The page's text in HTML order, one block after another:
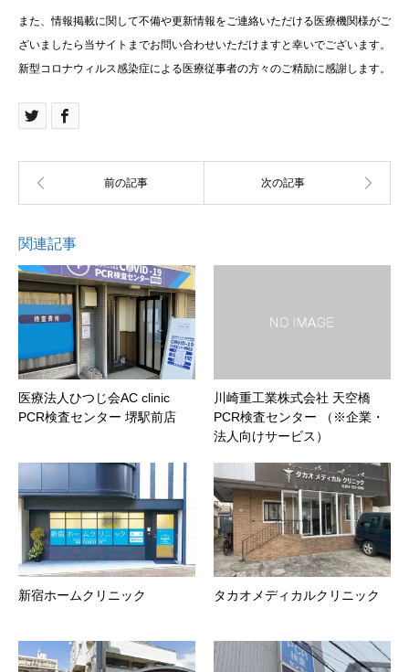
また、情報掲載に関して不備や更新情報をご連絡いただける医療機関様がご
ざいましたら当サイトまでお問い合わせいただけますと幸いでございます。
新型コロナウィルス感染症による医療従事者の方々のご精励に感謝します。
関連記事
医療法人ひつじ会AC clinic
PCR検査センター 堺駅前店
川崎重工業株式会社 天空橋
PCR検査センター （※企業・
法人向けサービス）
新宿ホームクリニック タカオメディカルクリニック